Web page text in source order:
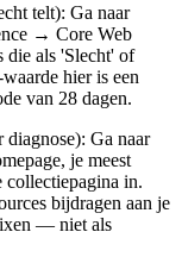
telt): Ga naar
→ Core Web
als 'Slecht' of
hier is een
van 28 dagen.
Ga naar
je meest
collectiepagina in.
bijdragen aan je
— niet als